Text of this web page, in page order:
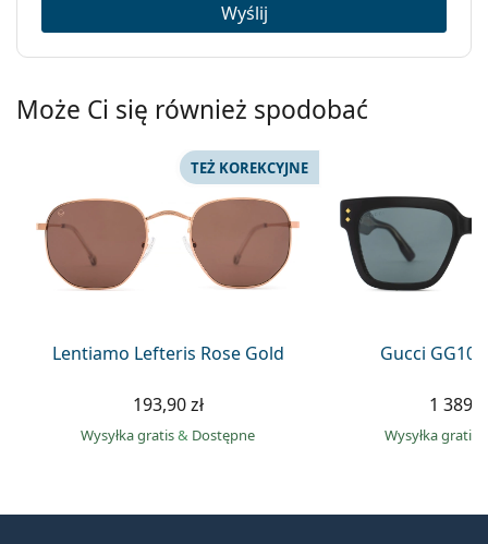
Wyślij
Może Ci się również spodobać
Lentiamo Lefteris Rose Gold
TEŻ KOREKCYJNE
193,90 zł
Wysyłka gratis& Dostępne
Gucci
1
Wysyłka gratis